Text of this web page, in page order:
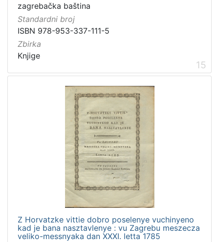
zagrebačka baština
Standardni broj
ISBN 978-953-337-111-5
Zbirka
Knjige
15
Z Horvatzke vittie dobro poselenye vuchinyeno
kad je bana nasztavlenye : vu Zagrebu meszecza
veliko-messnyaka dan XXXI. letta 1785